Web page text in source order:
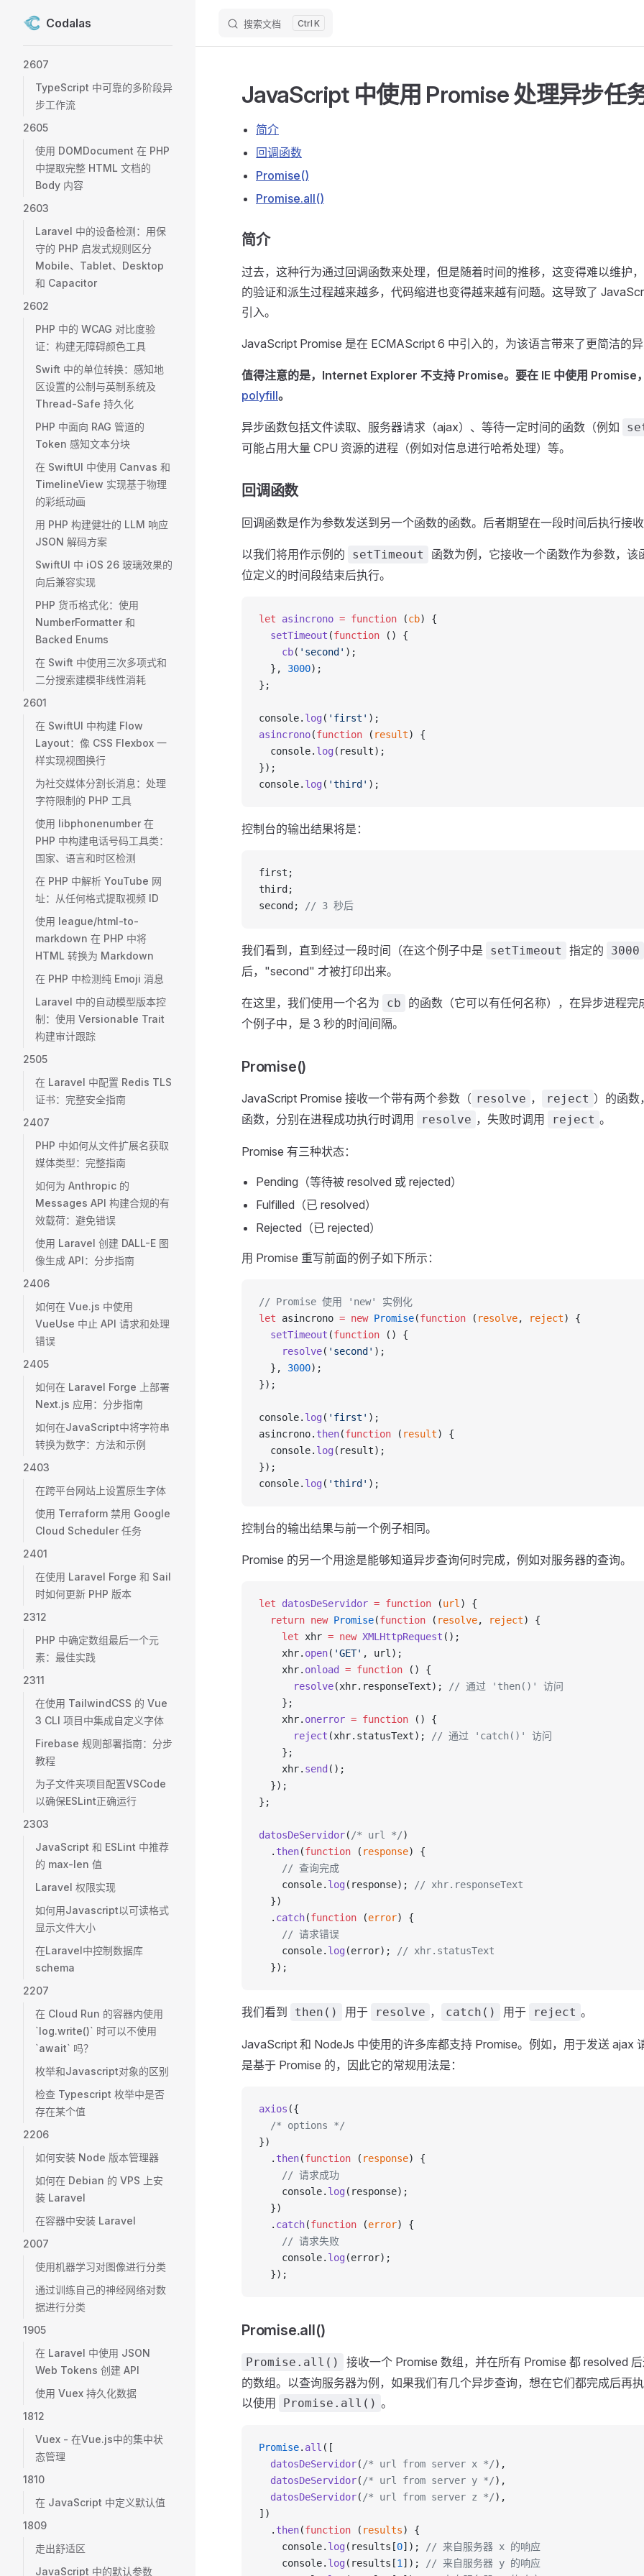
Skip to content
Codalas 搜索文档 K
2607
TypeScript 中可靠的多阶段异
步工作流
2605
使用 DOMDocument 在 PHP
中提取完整 HTML 文档的
Body 内容
2603
Laravel 中的设备检测：用保
守的 PHP 启发式规则区分
Mobile、Tablet、Desktop
和 Capacitor
2602
PHP 中的 WCAG 对比度验
证：构建无障碍颜色工具
Swift 中的单位转换：感知地
区设置的公制与英制系统及
Thread-Safe 持久化
PHP 中面向 RAG 管道的
Token 感知文本分块
在 SwiftUI 中使用 Canvas 和
TimelineView 实现基于物理
的彩纸动画
用 PHP 构建健壮的 LLM 响应
JSON 解码方案
SwiftUI 中 iOS 26 玻璃效果的
向后兼容实现
PHP 货币格式化：使用
NumberFormatter 和
Backed Enums
在 Swift 中使用三次多项式和
二分搜索建模非线性消耗
2601
在 SwiftUI 中构建 Flow
Layout：像 CSS Flexbox 一
样实现视图换行
为社交媒体分割长消息：处理
字符限制的 PHP 工具
使用 libphonenumber 在
PHP 中构建电话号码工具类：
国家、语言和时区检测
在 PHP 中解析 YouTube 网
址：从任何格式提取视频 ID
使用 league/html-to-
markdown 在 PHP 中将
HTML 转换为 Markdown
在 PHP 中检测纯 Emoji 消息
Laravel 中的自动模型版本控
制：使用 Versionable Trait
构建审计跟踪
2505
在 Laravel 中配置 Redis TLS
证书：完整安全指南
2407
PHP 中如何从文件扩展名获取
媒体类型：完整指南
如何为 Anthropic 的
Messages API 构建合规的有
效载荷：避免错误
使用 Laravel 创建 DALL-E 图
像生成 API：分步指南
2406
如何在 Vue.js 中使用
VueUse 中止 API 请求和处理
错误
2405
如何在 Laravel Forge 上部署
Next.js 应用：分步指南
如何在JavaScript中将字符串
转换为数字：方法和示例
2403
在跨平台网站上设置原生字体
使用 Terraform 禁用 Google
Cloud Scheduler 任务
2401
在使用 Laravel Forge 和 Sail
时如何更新 PHP 版本
2312
PHP 中确定数组最后一个元
素：最佳实践
2311
在使用 TailwindCSS 的 Vue
3 CLI 项目中集成自定义字体
Firebase 规则部署指南：分步
教程
为子文件夹项目配置VSCode
以确保ESLint正确运行
2303
JavaScript 和 ESLint 中推荐
的 max-len 值
Laravel 权限实现
如何用Javascript以可读格式
显示文件大小
在Laravel中控制数据库
schema
2207
在 Cloud Run 的容器内使用
`log.write()` 时可以不使用
`await` 吗？
枚举和Javascript对象的区别
检查 Typescript 枚举中是否
存在某个值
2206
如何安装 Node 版本管理器
如何在 Debian 的 VPS 上安
装 Laravel
在容器中安装 Laravel
2007
使用机器学习对图像进行分类
通过训练自己的神经网络对数
据进行分类
1905
在 Laravel 中使用 JSON
Web Tokens 创建 API
使用 Vuex 持久化数据
1812
Vuex - 在Vue.js中的集中状
态管理
1810
在 JavaScript 中定义默认值
1809
走出舒适区
JavaScript 中的默认参数
JavaScript 中使用 Promise 处理异步任
简介
回调函数
Promise()
Promise.all()
简介
过去，这种行为通过回调函数来处理，但是随着时间的推移，这变得难以维护
的验证和派生过程越来越多，代码缩进也变得越来越有问题。这导致了
引入。
JavaScript Promise 是在 ECMAScript 6 中引入的，为该语言带来了更简洁的异
值得注意的是，Internet Explorer 不支持 Promise。要在 IE 中使用 Promise
polyfill。
异步函数包括文件读取、服务器请求（ajax）、等待一定时间的函数（例如
可能占用大量 CPU 资源的进程（例如对信息进行哈希处理）等。
回调函数
回调函数是作为参数发送到另一个函数的函数。后者期望在一段时间后执行接收
以我们将用作示例的 setTimeout
函数为例，它接收一个函数作为参数，该
位定义的时间段结束后执行。
let asincrono = function (cb) {
  setTimeout
(function () {
    cb
( 'second' );
  },
3000);
};
console. log ( 'first' );
asincrono(function ( result) {
  console.
log (result);
});
console. log ( 'third' );
控制台的输出结果将是：
first;
third;
second;
// 3 秒后
我们看到，直到经过一段时间（在这个例子中是 setTimeout 指定的 3000
后，"second" 才被打印出来。
在这里，我们使用一个名为 cb
的函数（它可以有任何名称），在异步进程完
个例子中，是 3 秒的时间间隔。
Promise()
JavaScript Promise 接收一个带有两个参数（ resolve ， reject ）的函数
函数，分别在进程成功执行时调用
resolve ，失败时调用 reject 。
Promise 有三种状态：
Pending（等待被 resolved 或 rejected）
Fulfilled（已 resolved）
Rejected（已 rejected）
用 Promise 重写前面的例子如下所示：
// Promise 使用 'new' 实例化
let asincrono = new Promise(function ( resolve, reject) {
  setTimeout
(function () {
    resolve
( 'second' );
  },
3000);
});
console. log ( 'first' );
asincrono. then(function ( result) {
  console.
log (result);
});
console. log ( 'third' );
控制台的输出结果与前一个例子相同。
Promise 的另一个用途是能够知道异步查询何时完成，例如对服务器的查询。
let datosDeServidor = function (url ) {
  return
new Promise(function ( resolve, reject) {
    let
xhr = new XMLHttpRequest ();
    xhr.
open( 'GET' , url);
    xhr.
onload = function () {
      resolve
(xhr.responseText);
// 通过 'then()' 访问
    };
    xhr.
onerror = function () {
      reject
(xhr.statusText);
// 通过 'catch()' 访问
    };
    xhr.
send ();
  });
};
datosDeServidor( /* url */)
  .
then(function ( response) {
    // 查询完成
    console.
log (response);
// xhr.responseText
  })
  .
catch(function (error) {
    // 请求错误
    console.
log (error);
// xhr.statusText
  });
我们看到 then() 用于 resolve ， catch() 用于 reject 。
JavaScript 和 NodeJs 中使用的许多库都支持 Promise。例如，用于发送 ajax
是基于 Promise 的，因此它的常规用法是：
axios ({
  /* options */
})
  .
then(function ( response) {
    // 请求成功
    console.
log (response);
  })
  .
catch(function (error) {
    // 请求失败
    console.
log (error);
  });
Promise.all()
Promise.all()
接收一个 Promise 数组，并在所有 Promise 都 resolved
的数组。以查询服务器为例，如果我们有几个异步查询，想在它们都完成后再
以使用
Promise.all() 。
Promise. all ([
  datosDeServidor
( /* url from server x */),
  datosDeServidor
( /* url from server y */),
  datosDeServidor
( /* url from server z */),
])
  .
then(function ( results) {
    console.
log (results[0]);
// 来自服务器 x 的响应
    console.
log (results[1 ]);
// 来自服务器 y 的响应